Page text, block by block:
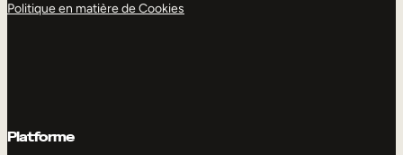
Politique en matière de Cookies
Platforme